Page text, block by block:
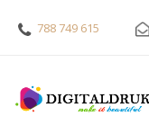
788 749 615